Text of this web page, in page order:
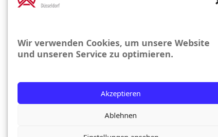
Wir verwenden Cookies, um unsere Website
und unseren Service zu optimieren.
Akzeptieren
Ablehnen
Cookie-Richtlinie (EU)
Suchen
Copyright © 2025 WfaA Düsseldorf GmbH.
Alle Rechte vorbehalten